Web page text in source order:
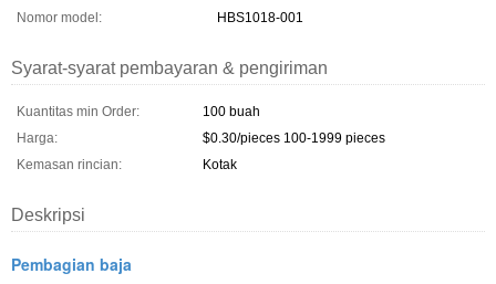
Nomor model:
HBS1018-001
Syarat-syarat pembayaran & pengiriman
Kuantitas min Order:
100 buah
Harga:
$0.30/pieces 100-1999 pieces
Kemasan rincian:
Kotak
Deskripsi
Pembagian baja